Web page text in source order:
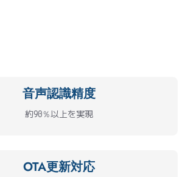
音声認識精度
約90％以上を実現
OTA更新対応